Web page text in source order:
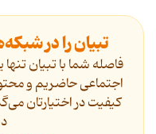
تبیان را در
فاصله شما با تبیان
اجتماعی حاضریم و
کیفیت در اختیارتان